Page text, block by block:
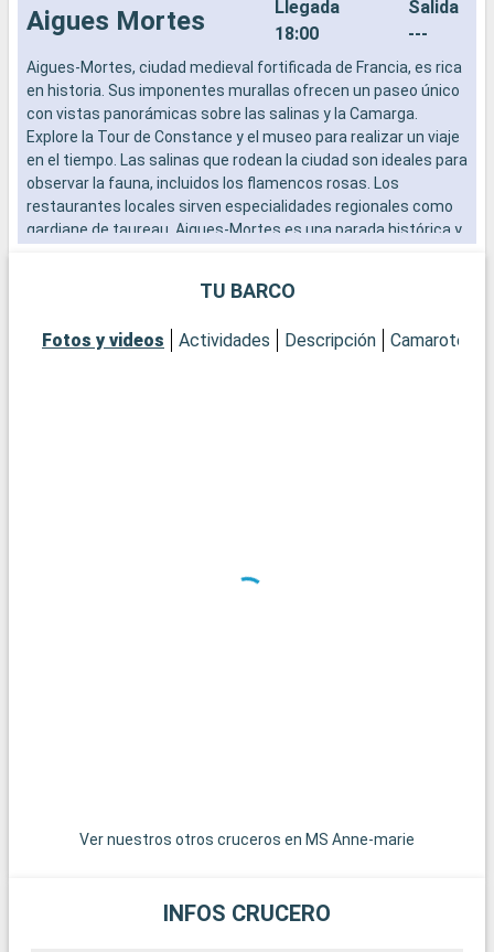
Aigues Mortes
Llegada
18:00
Salida
---
Aigues-Mortes, ciudad medieval fortificada de Francia, es rica
en historia. Sus imponentes murallas ofrecen un paseo único
con vistas panorámicas sobre las salinas y la Camarga.
Explore la Tour de Constance y el museo para realizar un viaje
en el tiempo. Las salinas que rodean la ciudad son ideales para
observar la fauna, incluidos los flamencos rosas. Los
restaurantes locales sirven especialidades regionales como
gardiane de taureau. Aigues-Mortes es una parada histórica y
TU BARCO
Fotos y videos Actividades Descripción Camarotes
Ver nuestros otros cruceros en MS Anne-marie
INFOS CRUCERO